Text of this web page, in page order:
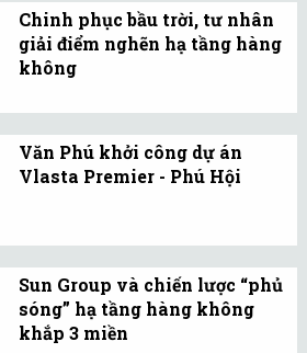
bất động sản.
đông thường niên 2026.
Chinh phục bầu trời, tư nhân
giải điểm nghẽn hạ tầng hàng
không
tầng hàng không cũng
chính là cơ hội để Việt
tiếp cận trong phát triển
hạ tầng.
Văn Phú khởi công dự án
Vlasta Premier - Phú Hội
Kiến tạo chuẩn sống tinh
hoa tại “giao lộ di sản –
hiện đại” trung tâm phố
Sun Group và chiến lược “phủ
sóng” hạ tầng hàng không
khắp 3 miền